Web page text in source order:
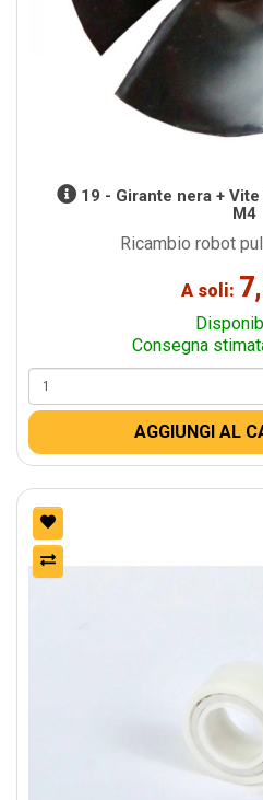
19 - Girante nera +
M4
Ricambio robot
A soli:
Consegna
AGGIUNGI AL